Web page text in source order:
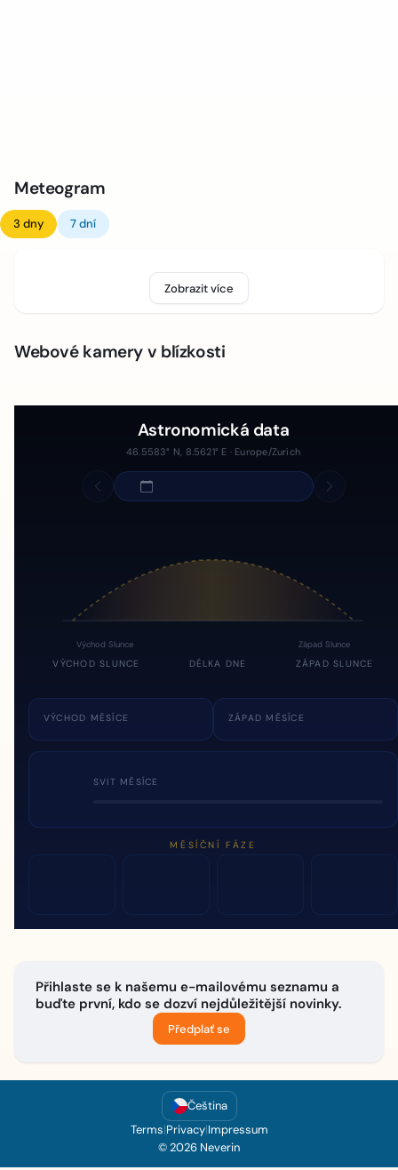
Meteogram
3 dny 7 dní
Zobrazit více
Webové kamery v blízkosti
Astronomická data
46.5583° N, 8.5621° E · Europe/Zurich
Východ Slunce Západ Slunce
VÝCHOD SLUNCE DÉLKA DNE ZÁPAD SLUNCE
VÝCHOD MĚSÍCE ZÁPAD MĚSÍCE
SVIT MĚSÍCE
MĚSÍČNÍ FÁZE
Přihlaste se k našemu e-mailovému seznamu a
buďte první, kdo se dozví nejdůležitější novinky.
Předplať se
Čeština
Terms|Privacy|Impressum
© 2026 Neverin